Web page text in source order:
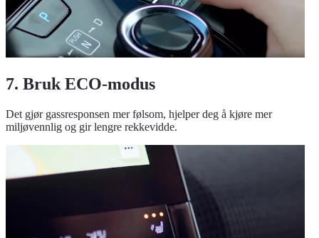
7. Bruk ECO-modus
Det gjør gassresponsen mer følsom, hjelper deg å kjøre mer
miljøvennlig og gir lengre rekkevidde.